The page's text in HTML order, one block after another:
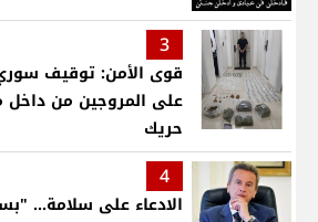
3
قوى الأمن: توقيف
على المروجين من
حريك
4
الادعاء على سلامة...